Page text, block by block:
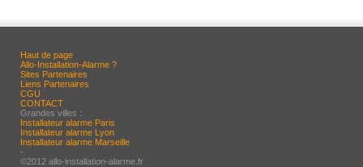
Haut de page
Allo-Installation-Alarme ?
Sites Partenaires
Liens Partenaires
CGU
CONTACT
Grandes villes :
Installateur alarme Paris
Installateur alarme Lyon
Installateur alarme Marseille
-
©2012 allo-installation-alarme.fr